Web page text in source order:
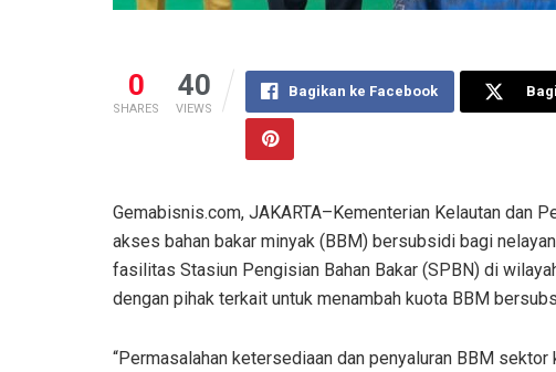
0
SHARES
40
VIEWS
Bagikan ke Facebook
Gemabisnis.com, JAKARTA–Kementerian Kelautan dan
akses bahan bakar minyak (BBM) bersubsidi bagi
fasilitas Stasiun Pengisian Bahan Bakar (SPBN) di
dengan pihak terkait untuk menambah kuota BBM
“Permasalahan ketersediaan dan penyaluran BBM